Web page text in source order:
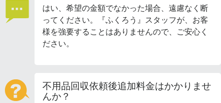
はい、希望の金額でなかった場合、遠慮なく断
ってください。『ふくろう』スタッフが、お客
様を強要することはありませんので、ご安心く
ださい。
不用品回収依頼後追加料金はかかりませ
んか？